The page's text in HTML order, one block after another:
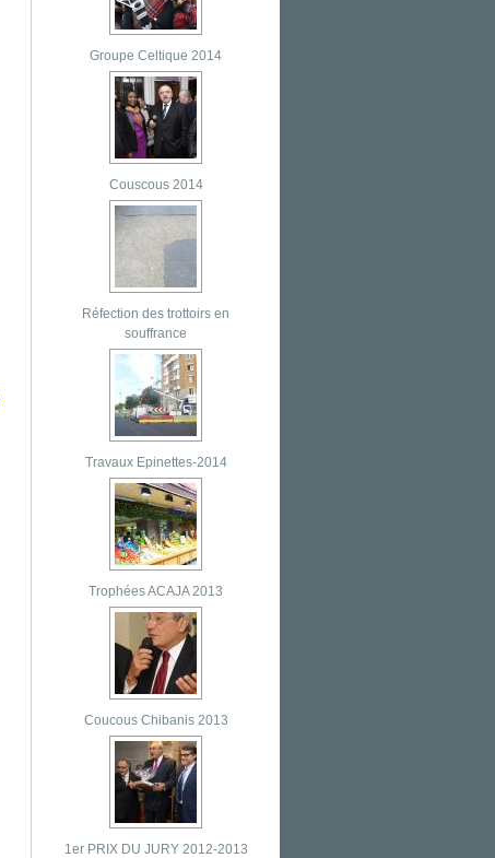
Groupe Celtique 2014
Couscous 2014
Réfection des trottoirs en
souffrance
Travaux Epinettes-2014
Trophées ACAJA 2013
Coucous Chibanis 2013
1er PRIX DU JURY 2012-2013